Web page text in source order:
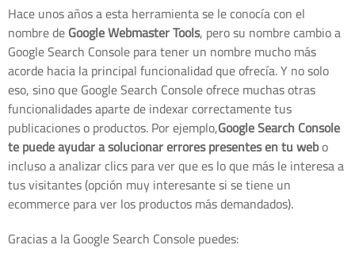
Hace unos años a esta herramienta se le conocía con el
nombre deGoogle Webmaster Tools, pero su nombre cambio a
Google Search Console para tener un nombre mucho más
acorde hacia la principal funcionalidad que ofrecía. Y no solo
eso, sino que Google Search Console ofrece muchas otras
funcionalidades aparte de indexar correctamente tus
publicaciones o productos. Por ejemplo,Google Search Console
te puede ayudar a solucionar errores presentes en tu webo
incluso a analizar clics para ver que es lo que más le interesa a
tus visitantes (opción muy interesante si se tiene un
ecommerce para ver los productos más demandados).
Gracias a la Google Search Console puedes: